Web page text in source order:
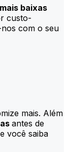
baixas
custo-
com o seu
mais. Além
antes de
você saiba